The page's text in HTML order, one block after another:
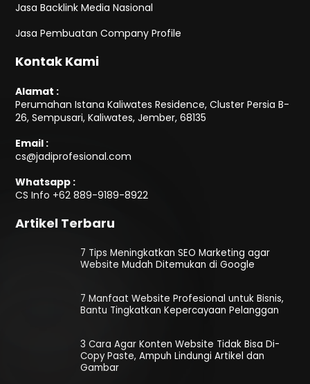
Jasa Backlink Media Nasional
Jasa Pembuatan Company Profile
Kontak Kami
Alamat :
Perumahan Istana Kaliwates Residence, Cluster Persia B-
26, Sempusari, Kaliwates, Jember, 68135
Email :
cs@jadiprofesional.com
Whatsapp :
CS Info +62 889-9189-8922
Artikel Terbaru
7 Tips Meningkatkan SEO Marketing agar
Website Mudah Ditemukan di Google
7 Manfaat Website Profesional untuk Bisnis,
Bantu Tingkatkan Kepercayaan Pelanggan
3 Cara Agar Konten Website Tidak Bisa Di-
Copy Paste, Ampuh Lindungi Artikel dan
Gambar